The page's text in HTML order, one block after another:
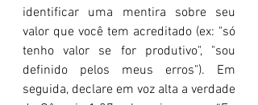
identificar uma mentira sobre seu
valor que você tem acreditado (ex: "só
tenho valor se for produtivo", "sou
definido pelos meus erros"). Em
seguida, declare em voz alta a verdade